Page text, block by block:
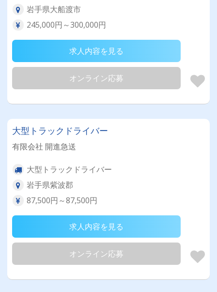
岩手県大船渡市
245,000円～300,000円
求人内容を見る
オンライン応募
大型トラックドライバー
有限会社 開進急送
大型トラックドライバー
岩手県紫波郡
87,500円～87,500円
求人内容を見る
オンライン応募